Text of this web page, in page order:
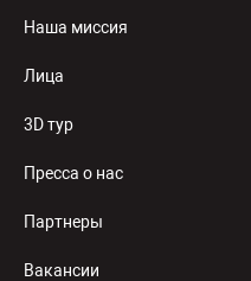
Наша миссия
Лица
3D тур
Пресса о нас
Партнеры
Вакансии